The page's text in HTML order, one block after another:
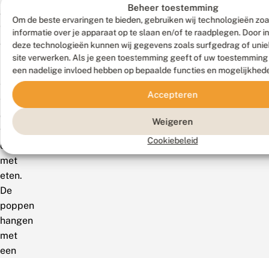
Beheer toestemming
Om de beste ervaringen te bieden, gebruiken wij technologieën
informatie over je apparaat op te slaan en/of te raadplegen. Door
deze technologieën kunnen wij gegevens zoals surfgedrag of
site verwerken. Als je geen toestemming geeft of uw
een nadelige invloed hebben op bepaalde functies en
Accepteren
Weigeren
Cookiebeleid
gaan
hogere
temperaturen
tijdens
de
winterperiode
door
met
eten.
De
poppen
hangen
met
een